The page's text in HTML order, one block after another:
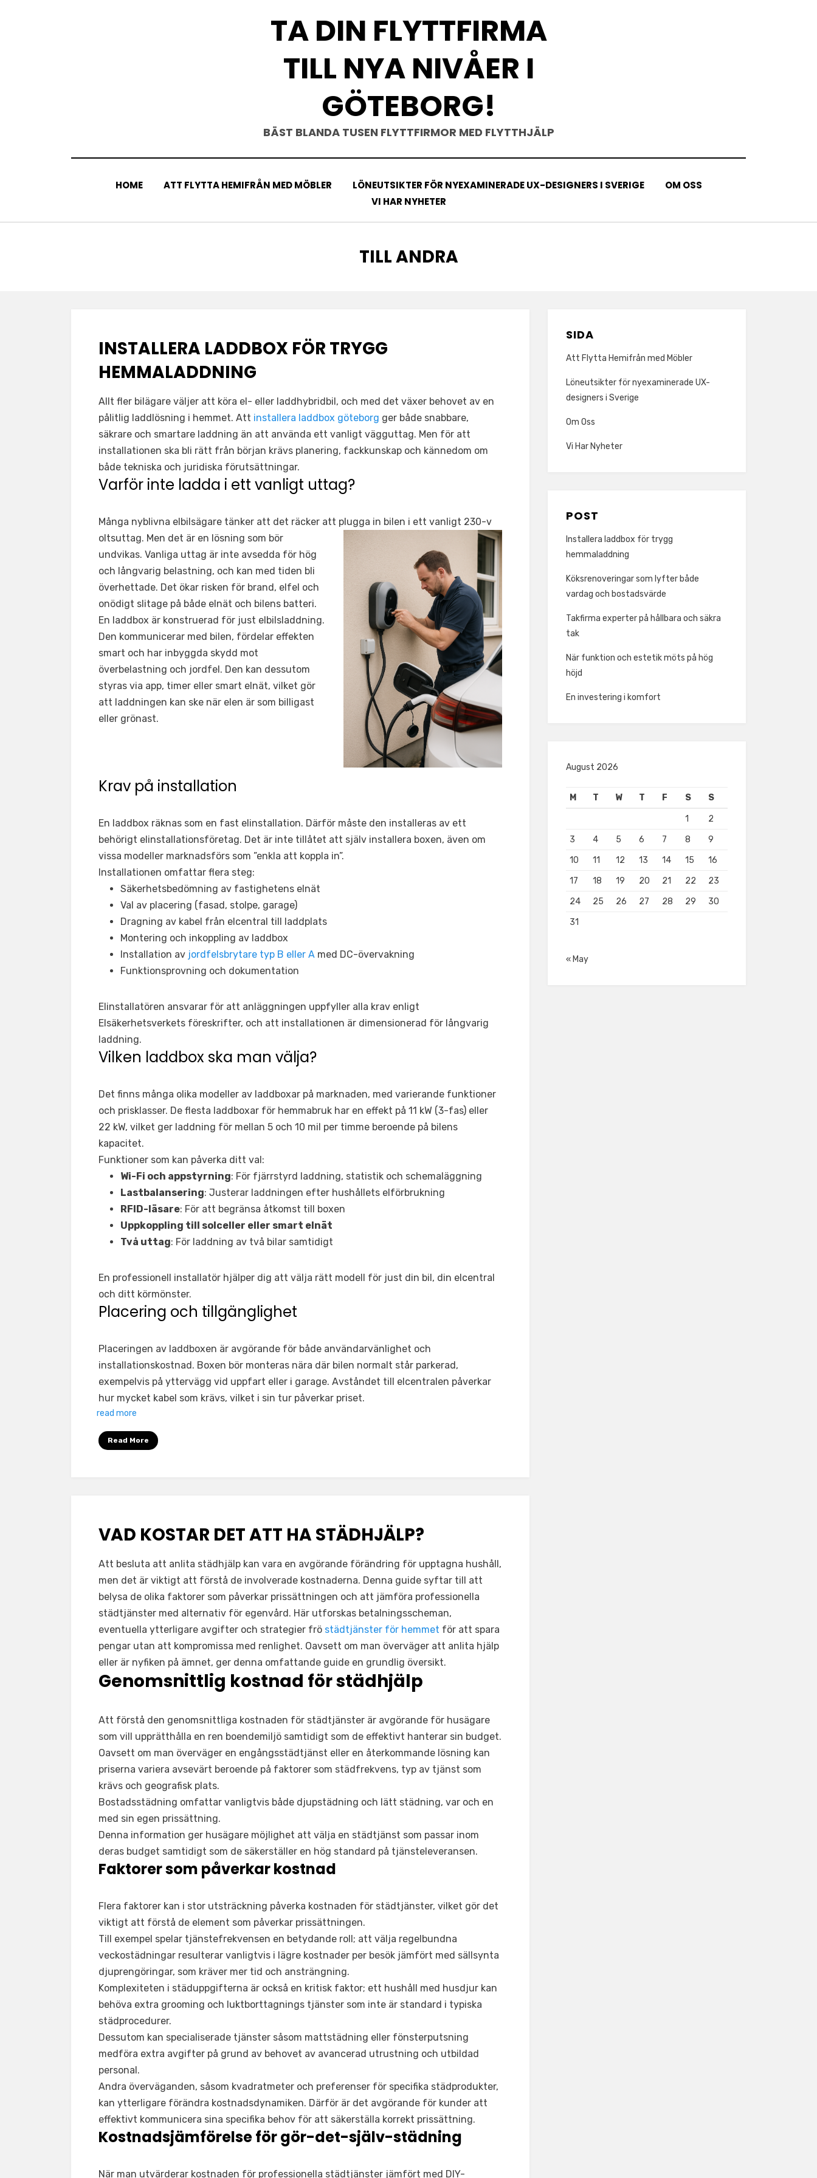
TA DIN FLYTTFIRMA
TILL NYA NIVÅER I
GÖTEBORG!
BÄST BLANDA TUSEN FLYTTFIRMOR MED FLYTTHJÄLP
HOME ATT FLYTTA HEMIFRÅN MED MÖBLER LÖNEUTSIKTER FÖR NYEXAMINERADE UX-DESIGNERS I SVERIGE
OM OSS
VI HAR NYHETER
CATEGORY
:
TILL ANDRA
INSTALLERA LADDBOX FÖR TRYGG
HEMMALADDNING
Allt fler bilägare väljer att köra el- eller laddhybridbil, och med det växer behovet av en
pålitlig laddlösning i hemmet. Att installera laddbox göteborg ger både snabbare,
säkrare och smartare laddning än att använda ett vanligt vägguttag. Men för att
installationen ska bli rätt från början krävs planering, fackkunskap och kännedom om
både tekniska och juridiska förutsättningar.
Varför inte ladda i ett vanligt uttag?
Många nyblivna elbilsägare tänker att det räcker att plugga in bilen i ett vanligt 230-v
oltsuttag. Men det är en lösning som bör
undvikas. Vanliga uttag är inte avsedda för hög
och långvarig belastning, och kan med tiden bli
överhettade. Det ökar risken för brand, elfel och
onödigt slitage på både elnät och bilens batteri.
En laddbox är konstruerad för just elbilsladdning.
Den kommunicerar med bilen, fördelar effekten
smart och har inbyggda skydd mot
överbelastning och jordfel. Den kan dessutom
styras via app, timer eller smart elnät, vilket gör
att laddningen kan ske när elen är som billigast
eller grönast.
Krav på installation
En laddbox räknas som en fast elinstallation. Därför måste den installeras av ett
behörigt elinstallationsföretag. Det är inte tillåtet att själv installera boxen, även om
vissa modeller marknadsförs som ”enkla att koppla in”.
Installationen omfattar flera steg:
Säkerhetsbedömning av fastighetens elnät
Val av placering (fasad, stolpe, garage)
Dragning av kabel från elcentral till laddplats
Montering och inkoppling av laddbox
Installation av jordfelsbrytare typ B eller A med DC-övervakning
Funktionsprovning och dokumentation
Elinstallatören ansvarar för att anläggningen uppfyller alla krav enligt
Elsäkerhetsverkets föreskrifter, och att installationen är dimensionerad för långvarig
laddning.
Vilken laddbox ska man välja?
Det finns många olika modeller av laddboxar på marknaden, med varierande funktioner
och prisklasser. De flesta laddboxar för hemmabruk har en effekt på 11 kW (3-fas) eller
22 kW, vilket ger laddning för mellan 5 och 10 mil per timme beroende på bilens
kapacitet.
Funktioner som kan påverka ditt val:
Wi-Fi och appstyrning: För fjärrstyrd laddning, statistik och schemaläggning
Lastbalansering: Justerar laddningen efter hushållets elförbrukning
RFID-läsare: För att begränsa åtkomst till boxen
Uppkoppling till solceller eller smart elnät
Två uttag: För laddning av två bilar samtidigt
En professionell installatör hjälper dig att välja rätt modell för just din bil, din elcentral
och ditt körmönster.
Placering och tillgänglighet
Placeringen av laddboxen är avgörande för både användarvänlighet och
installationskostnad. Boxen bör monteras nära där bilen normalt står parkerad,
exempelvis på yttervägg vid uppfart eller i garage. Avståndet till elcentralen påverkar
hur mycket kabel som krävs, vilket i sin tur påverkar priset.
read more
Read More
VAD KOSTAR DET ATT HA STÄDHJÄLP?
Att besluta att anlita städhjälp kan vara en avgörande förändring för upptagna hushåll,
men det är viktigt att förstå de involverade kostnaderna. Denna guide syftar till att
belysa de olika faktorer som påverkar prissättningen och att jämföra professionella
städtjänster med alternativ för egenvård. Här utforskas betalningsscheman,
eventuella ytterligare avgifter och strategier frö städtjänster för hemmet för att spara
pengar utan att kompromissa med renlighet. Oavsett om man överväger att anlita hjälp
eller är nyfiken på ämnet, ger denna omfattande guide en grundlig översikt.
Genomsnittlig kostnad för städhjälp
Att förstå den genomsnittliga kostnaden för städtjänster är avgörande för husägare
som vill upprätthålla en ren boendemiljö samtidigt som de effektivt hanterar sin budget.
Oavsett om man överväger en engångsstädtjänst eller en återkommande lösning kan
priserna variera avsevärt beroende på faktorer som städfrekvens, typ av tjänst som
krävs och geografisk plats.
Bostadsstädning omfattar vanligtvis både djupstädning och lätt städning, var och en
med sin egen prissättning.
Denna information ger husägare möjlighet att välja en städtjänst som passar inom
deras budget samtidigt som de säkerställer en hög standard på tjänsteleveransen.
Faktorer som påverkar kostnad
Flera faktorer kan i stor utsträckning påverka kostnaden för städtjänster, vilket gör det
viktigt att förstå de element som påverkar prissättningen.
Till exempel spelar tjänstefrekvensen en betydande roll; att välja regelbundna
veckostädningar resulterar vanligtvis i lägre kostnader per besök jämfört med sällsynta
djuprengöringar, som kräver mer tid och ansträngning.
Komplexiteten i städuppgifterna är också en kritisk faktor; ett hushåll med husdjur kan
behöva extra grooming och luktborttagnings tjänster som inte är standard i typiska
städprocedurer.
Dessutom kan specialiserade tjänster såsom mattstädning eller fönsterputsning
medföra extra avgifter på grund av behovet av avancerad utrustning och utbildad
personal.
Andra överväganden, såsom kvadratmeter och preferenser för specifika städprodukter,
kan ytterligare förändra kostnadsdynamiken. Därför är det avgörande för kunder att
effektivt kommunicera sina specifika behov för att säkerställa korrekt prissättning.
Kostnadsjämförelse för gör-det-själv-städning
När man utvärderar kostnaden för professionella städtjänster jämfört med DIY-
SIDA
Att Flytta Hemifrån med Möbler
Löneutsikter för nyexaminerade UX-
designers i Sverige
Om Oss
Vi Har Nyheter
POST
Installera laddbox för trygg
hemmaladdning
Köksrenoveringar som lyfter både
vardag och bostadsvärde
Takfirma experter på hållbara och säkra
tak
När funktion och estetik möts på hög
höjd
En investering i komfort
August 2026
M T W T F S S
1
2
3
4 5 6 7 8
9
10
11 12 13 14 15
16
17
18 19 20 21 22
23
24
25 26 27 28 29
30
31
« May